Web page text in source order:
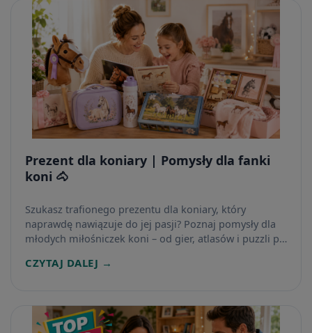
Prezent dla koniary | Pomysły dla fanki
koni 🐴
Szukasz trafionego prezentu dla koniary, który
naprawdę nawiązuje do jej pasji? Poznaj pomysły dla
młodych miłośniczek koni – od gier, atlasów i puzzli po
gadżety do szkoły.
CZYTAJ DALEJ →